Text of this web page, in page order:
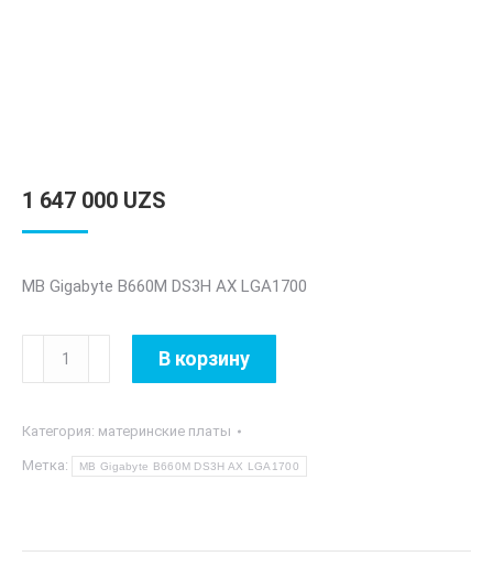
1 647 000 UZS
MB Gigabyte B660M DS3H AX LGA1700
Количество
товара
Gigabyte
B660M
LGA1700
В корзину
Категория: материнские платы
Метка: MB Gigabyte B660M DS3H AX LGA1700